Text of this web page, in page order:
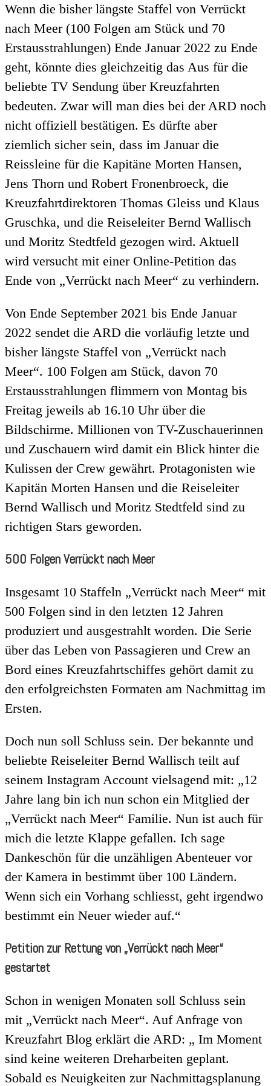
Wenn die bisher längste Staffel von Verrückt
nach Meer (100 Folgen am Stück und 70
Erstausstrahlungen) Ende Januar 2022 zu Ende
geht, könnte dies gleichzeitig das Aus für die
beliebte TV Sendung über Kreuzfahrten
bedeuten. Zwar will man dies bei der ARD noch
nicht offiziell bestätigen. Es dürfte aber
ziemlich sicher sein, dass im Januar die
Reissleine für die Kapitäne Morten Hansen,
Jens Thorn und Robert Fronenbroeck, die
Kreuzfahrtdirektoren Thomas Gleiss und Klaus
Gruschka, und die Reiseleiter Bernd Wallisch
und Moritz Stedtfeld gezogen wird. Aktuell
wird versucht mit einer Online-Petition das
Ende von „Verrückt nach Meer“ zu verhindern.
Von Ende September 2021 bis Ende Januar
2022 sendet die ARD die vorläufig letzte und
bisher längste Staffel von „Verrückt nach
Meer“. 100 Folgen am Stück, davon 70
Erstausstrahlungen flimmern von Montag bis
Freitag jeweils ab 16.10 Uhr über die
Bildschirme. Millionen von TV-Zuschauerinnen
und Zuschauern wird damit ein Blick hinter die
Kulissen der Crew gewährt. Protagonisten wie
Kapitän Morten Hansen und die Reiseleiter
Bernd Wallisch und Moritz Stedtfeld sind zu
richtigen Stars geworden.
500 Folgen Verrückt nach Meer
Insgesamt 10 Staffeln „Verrückt nach Meer“ mit
500 Folgen sind in den letzten 12 Jahren
produziert und ausgestrahlt worden. Die Serie
über das Leben von Passagieren und Crew an
Bord eines Kreuzfahrtschiffes gehört damit zu
den erfolgreichsten Formaten am Nachmittag im
Ersten.
Doch nun soll Schluss sein. Der bekannte und
beliebte Reiseleiter Bernd Wallisch teilt auf
seinem Instagram Account vielsagend mit: „12
Jahre lang bin ich nun schon ein Mitglied der
„Verrückt nach Meer“ Familie. Nun ist auch für
mich die letzte Klappe gefallen. Ich sage
Dankeschön für die unzähligen Abenteuer vor
der Kamera in bestimmt über 100 Ländern.
Wenn sich ein Vorhang schliesst, geht irgendwo
bestimmt ein Neuer wieder auf.“
Petition zur Rettung von „Verrückt nach Meer“
gestartet
Schon in wenigen Monaten soll Schluss sein
mit „Verrückt nach Meer“. Auf Anfrage von
Kreuzfahrt Blog erklärt die ARD: „ Im Moment
sind keine weiteren Dreharbeiten geplant.
Sobald es Neuigkeiten zur Nachmittagsplanung